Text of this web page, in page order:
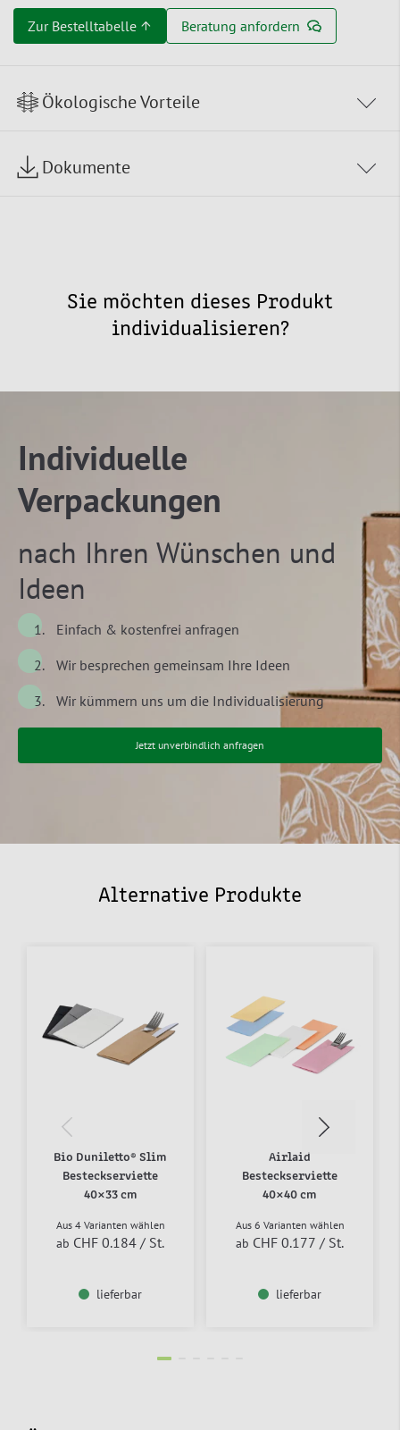
Zur Bestelltabelle ↑ Beratung anfordern
Ökologische Vorteile
Dokumente
Sie möchten dieses Produkt
individualisieren?
Individuelle
Verpackungen
nach Ihren Wünschen und
Ideen
Einfach & kostenfrei anfragen
Wir besprechen gemeinsam Ihre Ideen
Wir kümmern uns um die Individualisierung
Jetzt unverbindlich anfragen
Alternative Produkte
Bio Duniletto® Slim
Besteckserviette
40×33 cm
Aus 4 Varianten wählen
ab CHF 0.184 / St.
lieferbar
Airlaid
Besteckserviette
40×40 cm
Aus 6 Varianten wählen
ab CHF 0.177 / St.
lieferbar